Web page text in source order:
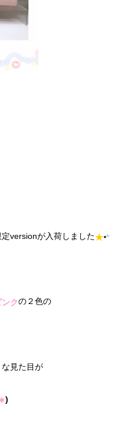
versionが入荷しました★॰*
クの２色の
見た目が
∗)